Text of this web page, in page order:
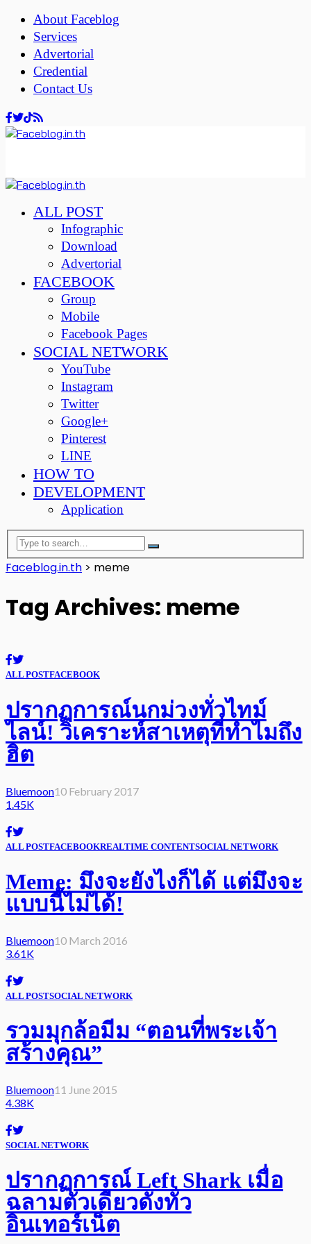
About Faceblog
Services
Advertorial
Credential
Contact Us
ALL POST
Infographic
Download
Advertorial
FACEBOOK
Group
Mobile
Facebook Pages
SOCIAL NETWORK
YouTube
Instagram
Twitter
Google+
Pinterest
LINE
HOW TO
DEVELOPMENT
Application
Faceblog.in.th > meme
Tag Archives: meme
ALL POSTFACEBOOK
ปรากฏการณ์นกม่วงทั่วไทม์
ไลน์! วิเคราะห์สาเหตุที่ทำไมถึง
ฮิต
Bluemoon10 February 2017
1.45K
ALL POSTFACEBOOKREALTIME CONTENTSOCIAL NETWORK
Meme: มึงจะยังไงก็ได้ แต่มึงจะ
แบบนี้ไม่ได้!
Bluemoon10 March 2016
3.61K
ALL POSTSOCIAL NETWORK
รวมมุกล้อมีม “ตอนที่พระเจ้า
สร้างคุณ”
Bluemoon11 June 2015
4.38K
SOCIAL NETWORK
ปรากฏการณ์ Left Shark เมื่อ
ฉลามตัวเดียวดังทั่ว
อินเทอร์เน็ต